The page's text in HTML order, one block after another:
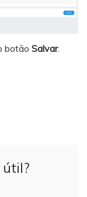
botão Salvar.